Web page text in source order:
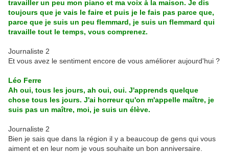
travailler un peu mon piano et ma voix à la maison. Je dis
toujours que je vais le faire et puis je le fais pas parce que,
parce que je suis un peu flemmard, je suis un flemmard qui
travaille tout le temps, vous comprenez.
Journaliste 2
Et vous avez le sentiment encore de vous améliorer aujourd'hui ?
Léo Ferre
Ah oui, tous les jours, ah oui, oui. J'apprends quelque
chose tous les jours. J'ai horreur qu'on m'appelle maître, je
suis pas un maître, moi, je suis un élève.
Journaliste 2
Bien je sais que dans la région il y a beaucoup de gens qui vous
aiment et en leur nom je vous souhaite un bon anniversaire.